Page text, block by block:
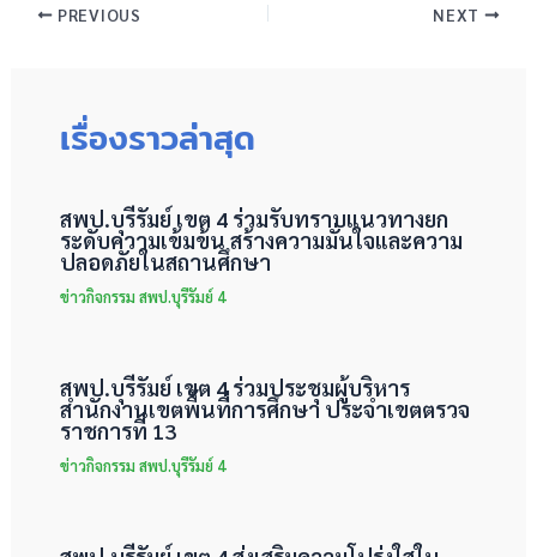
PREVIOUS NEXT
เรื่องราวล่าสุด
สพป.บุรีรัมย์ เขต 4 ร่วมรับทราบแนวทางยก
ระดับความเข้มข้น สร้างความมั่นใจและความ
ปลอดภัยในสถานศึกษา
ข่าวกิจกรรม สพป.บุรีรัมย์ 4
สพป.บุรีรัมย์ เขต 4 ร่วมประชุมผู้บริหาร
สำนักงานเขตพื้นที่การศึกษา ประจำเขตตรวจ
ราชการที่ 13
ข่าวกิจกรรม สพป.บุรีรัมย์ 4